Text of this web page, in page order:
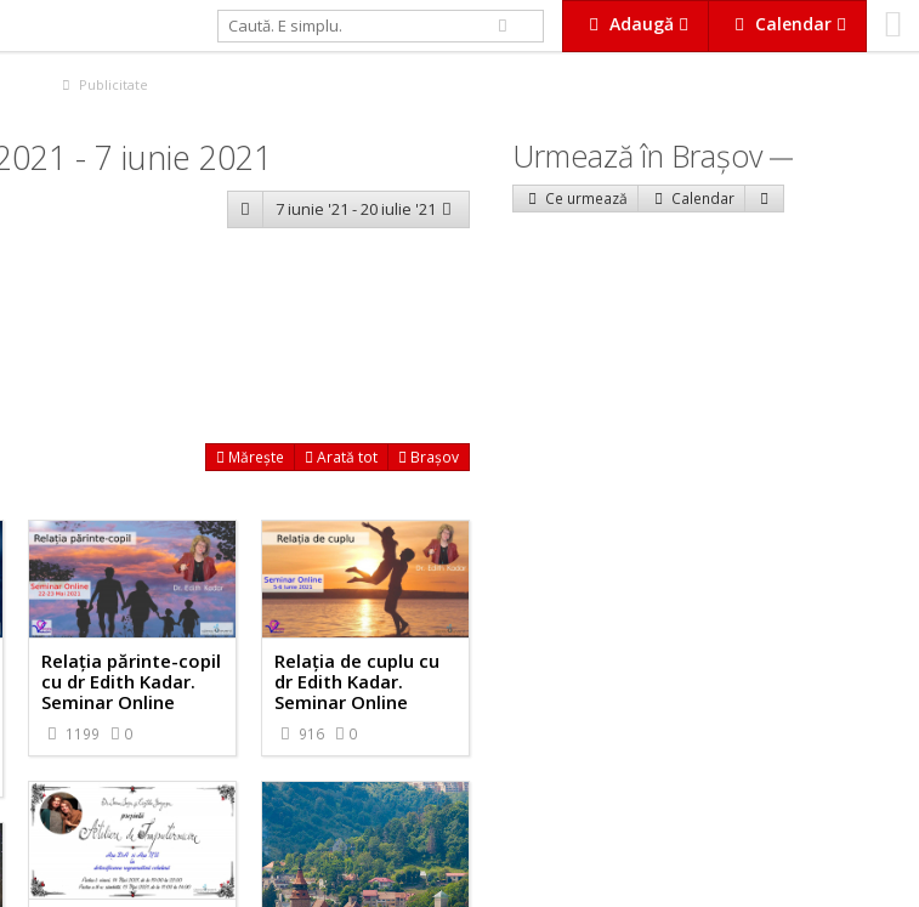
Adaugă Calendar
Publicitate
- 7 iunie 2021
7 iunie '21 - 20 iulie '21
Mărește Arată tot Brașov
Relația părinte-copil
cu dr Edith Kadar.
Seminar Online
1199 0
Relația de cuplu cu
dr Edith Kadar.
Seminar Online
916 0
Urmează în Braşov
Ce urmează Calendar